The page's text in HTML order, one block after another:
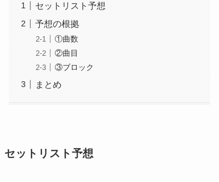
セットリスト予想
予想の根拠
①曲数
②曲目
③ブロック
まとめ
セットリスト予想